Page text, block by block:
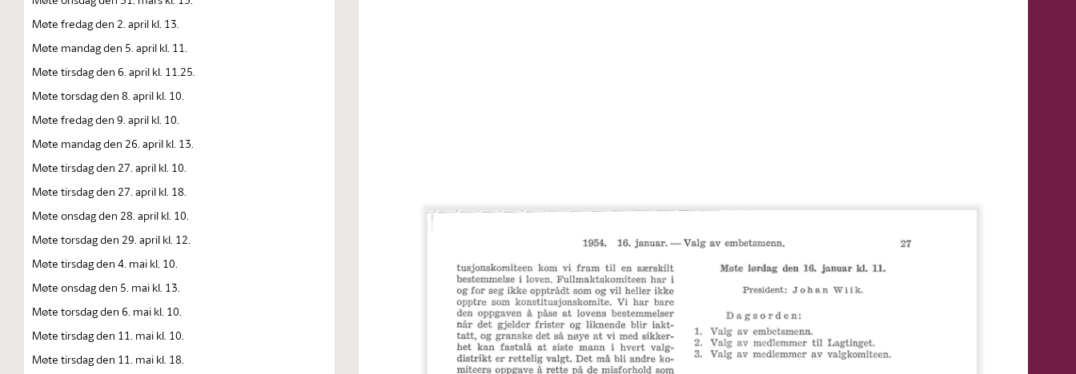
Møte fredag den 2. april kl. 13.
Møte mandag den 5. april kl. 11.
Møte tirsdag den 6. april kl. 11.25.
Møte torsdag den 8. april kl. 10.
Møte fredag den 9. april kl. 10.
Møte mandag den 26. april kl. 13.
Møte tirsdag den 27. april kl. 10.
Møte tirsdag den 27. april kl. 18.
Møte onsdag den 28. april kl. 10.
Møte torsdag den 29. april kl. 12.
Møte tirsdag den 4. mai kl. 10.
Møte onsdag den 5. mai kl. 13.
Møte torsdag den 6. mai kl. 10.
Møte tirsdag den 11. mai kl. 10.
Møte tirsdag den 11. mai kl. 18.